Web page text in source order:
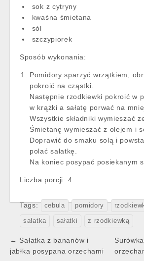
sok z cytryny
kwaśna śmietana
sól
szczypiorek
Sposób wykonania:
Pomidory sparzyć wrzątkiem,
pokroić na cząstki.
Następnie rzodkiewki pokroić w
w krążki a sałatę porwać na
Wszystkie składniki wymieszać
Śmietanę wymieszać z olejem i
Doprawić do smaku solą i
polać sałatkę.
Na koniec posypać posiekanym
Liczba porcji: 4
Tags: cebula pomidory
sałatka sałatki z rzodkiewką
Post
navigation
← Sałatka z bananów i
jabłka posypana orzechami